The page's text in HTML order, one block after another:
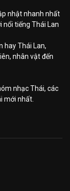
nhật nhanh nhất
tiếng Thái Lan
hay Thái Lan,
nhân vật đến
nhạc Thái, các
mới nhất.